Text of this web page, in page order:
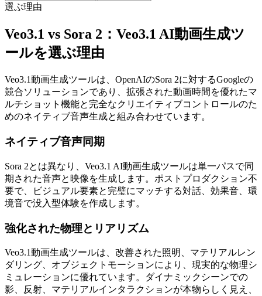
選ぶ理由
Veo3.1 vs Sora 2：Veo3.1 AI動画生成ツ
ールを選ぶ理由
Veo3.1動画生成ツールは、OpenAIのSora 2に対するGoogleの
競合ソリューションであり、拡張された動画時間を優れたマ
ルチショット機能と完全なクリエイティブコントロールのた
めのネイティブ音声生成と組み合わせています。
ネイティブ音声同期
Sora 2とは異なり、Veo3.1 AI動画生成ツールは単一パスで同
期された音声と映像を生成します。ポストプロダクション不
要で、ビジュアル要素と完璧にマッチする対話、効果音、環
境音で没入型体験を作成します。
強化された物理とリアリズム
Veo3.1動画生成ツールは、改善された照明、マテリアルレン
ダリング、オブジェクトモーションにより、現実的な物理シ
ミュレーションに優れています。ダイナミックシーンでの
影、反射、マテリアルインタラクションが本物らしく見え、